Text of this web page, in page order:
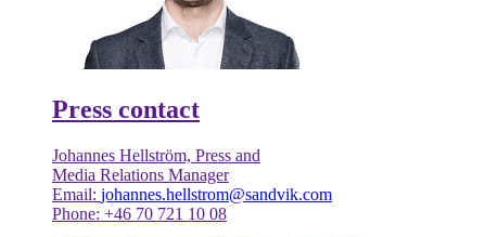
Press contact
Johannes Hellström, Press and
Media Relations Manager
Email: johannes.hellstrom@sandvik.com
Phone: +46 70 721 10 08